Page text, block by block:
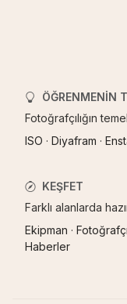
ÖĞRENMENIN
Fotoğrafçılığın
ISO · Diyafram ·
KEŞFET
Farklı alanlarda
Ekipman ·
Haberler